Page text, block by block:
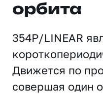
орбита
354P/LINEAR
Движется по
совершая один